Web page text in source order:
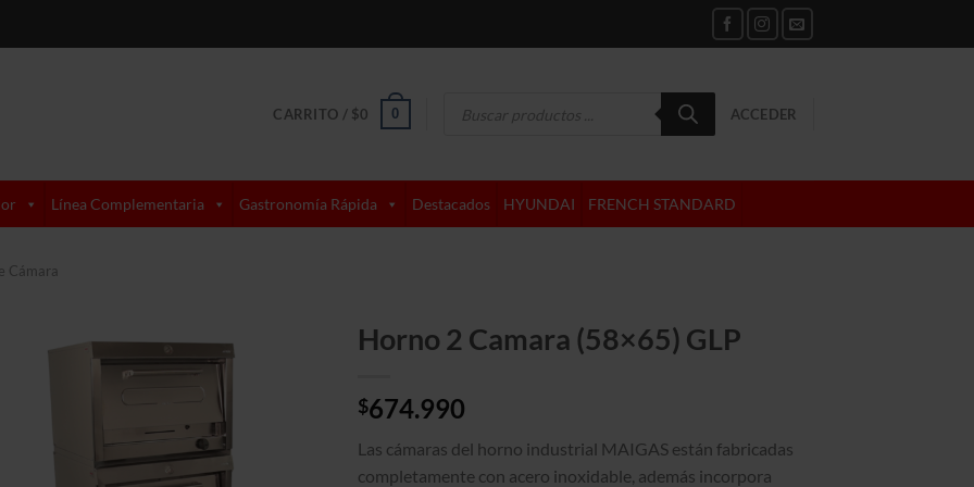
CARRITO / $0 0 ACCEDER
Línea Complementaria Gastronomía Rápida Destacados HYUNDAI FRENCH STANDARD
Cámara
Horno 2 Camara (58×65) GLP
$674.990
Las cámaras del horno industrial MAIGAS están fabricadas
completamente con acero inoxidable, además incorpora